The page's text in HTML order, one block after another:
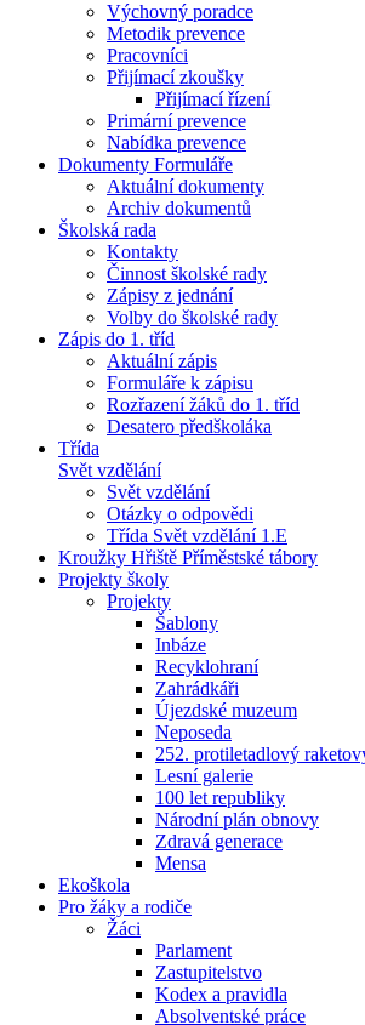
Výchovný poradce
Metodik prevence
Pracovníci
Přijímací zkoušky
Přijímací řízení
Primární prevence
Nabídka prevence
Dokumenty Formuláře
Aktuální dokumenty
Archiv dokumentů
Školská rada
Kontakty
Činnost školské rady
Zápisy z jednání
Volby do školské rady
Zápis do 1. tříd
Aktuální zápis
Formuláře k zápisu
Rozřazení žáků do 1. tříd
Desatero předškoláka
Třída
Svět vzdělání
Svět vzdělání
Otázky o odpovědi
Třída Svět vzdělání 1.E
Kroužky Hřiště Příměstské tábory
Projekty školy
Projekty
Šablony
Inbáze
Recyklohraní
Zahrádkáři
Újezdské muzeum
Neposeda
252. protiletadlový
Lesní galerie
100 let republiky
Národní plán obnovy
Zdravá generace
Mensa
Ekoškola
Pro žáky a rodiče
Žáci
Parlament
Zastupitelstvo
Kodex a pravidla
Absolventské práce